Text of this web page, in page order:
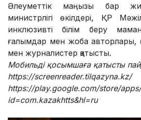
Әлеуметтік маңызы бар
министрлігі өкілдері, ҚР
инклюзивті білім беру
ғалымдар мен жоба авторлары,
мен журналистер қатысты.
Мобильді қосымшаға қатысты
https://screenreader.tilqazyna.kz/
https://play.google.com/store/
id=com.kazakhtts&hl=ru